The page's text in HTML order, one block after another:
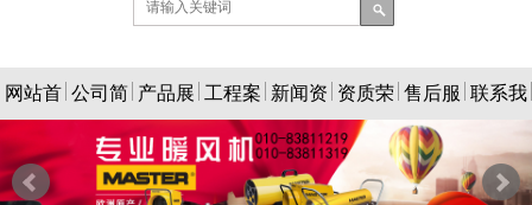
网站首 公司简
介
产品展
示
工程案
例
新闻资
讯
资质荣
誉
售后服
务
联系我